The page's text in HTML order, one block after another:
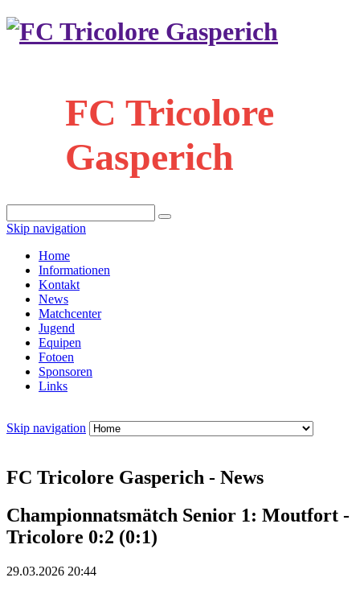
FC Tricolore
Gasperich
Skip navigation
Home
Informationen
Kontakt
News
Matchcenter
Jugend
Equipen
Fotoen
Sponsoren
Links
Skip navigation
FC Tricolore Gasperich - News
Championnatsmätch Senior 1: Moutfort -
Tricolore 0:2 (0:1)
29.03.2026 20:44